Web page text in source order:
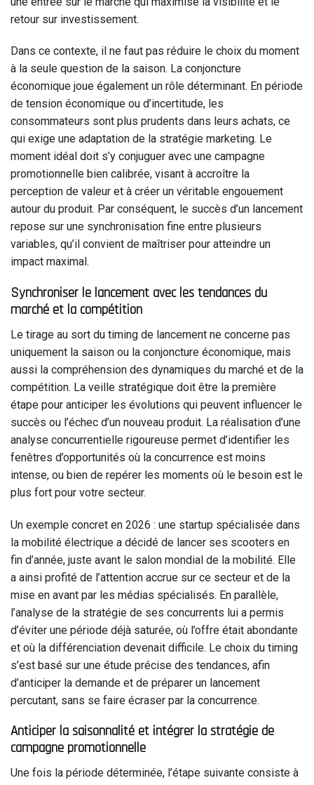
retour sur investissement.
Dans ce contexte, il ne faut pas réduire le choix du moment
à la seule question de la saison. La conjoncture
économique joue également un rôle déterminant. En période
de tension économique ou d’incertitude, les
consommateurs sont plus prudents dans leurs achats, ce
qui exige une adaptation de la stratégie marketing. Le
moment idéal doit s’y conjuguer avec une campagne
promotionnelle bien calibrée, visant à accroître la
perception de valeur et à créer un véritable engouement
autour du produit. Par conséquent, le succès d’un lancement
repose sur une synchronisation fine entre plusieurs
variables, qu’il convient de maîtriser pour atteindre un
impact maximal.
Synchroniser le lancement avec les tendances du
marché et la compétition
Le tirage au sort du timing de lancement ne concerne pas
uniquement la saison ou la conjoncture économique, mais
aussi la compréhension des dynamiques du marché et de la
compétition. La veille stratégique doit être la première
étape pour anticiper les évolutions qui peuvent influencer le
succès ou l’échec d’un nouveau produit. La réalisation d’une
analyse concurrentielle rigoureuse permet d’identifier les
fenêtres d’opportunités où la concurrence est moins
intense, ou bien de repérer les moments où le besoin est le
plus fort pour votre secteur.
Un exemple concret en 2026 : une startup spécialisée dans
la mobilité électrique a décidé de lancer ses scooters en
fin d’année, juste avant le salon mondial de la mobilité. Elle
a ainsi profité de l’attention accrue sur ce secteur et de la
mise en avant par les médias spécialisés. En parallèle,
l’analyse de la stratégie de ses concurrents lui a permis
d’éviter une période déjà saturée, où l’offre était abondante
et où la différenciation devenait difficile. Le choix du timing
s’est basé sur une étude précise des tendances, afin
d’anticiper la demande et de préparer un lancement
percutant, sans se faire écraser par la concurrence.
Anticiper la saisonnalité et intégrer la stratégie de
campagne promotionnelle
Une fois la période déterminée, l’étape suivante consiste à